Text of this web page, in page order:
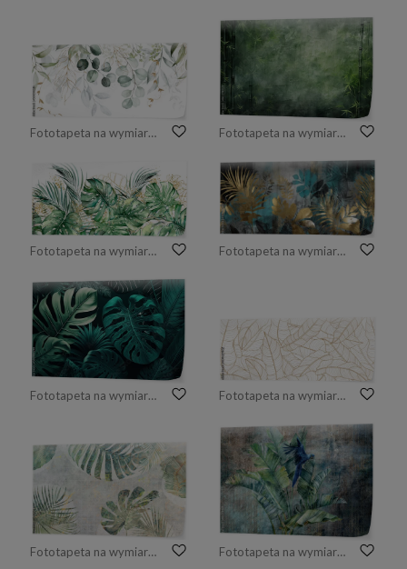
Fototapeta na wymiar Watercolor seamless border - illustration with green gold leaves and branches, for wedding stationary, greetings, wallpapers, fashion, backgrounds, textures, DIY, wrappers, cards. Fototapeta na wymiar Tekstura grunge lasu bambusowego. wygenerowane ai.
Fototapeta na wymiar akwarelowe liście tropikalne Fototapeta na wymiar liście palmowe i monstera. Wygenerowane AI
Fototapeta na wymiar Liście palmy. Wygenerowane przez sztuczną inteligencję Fototapeta na wymiar liściasta z tropikalnymi liśćmi
Fototapeta na wymiar duże kolorowe tropikalne liście na teksturowym tle Fototapeta na wymiar Papuga na ogromnych liściach bananowca. Fototapeta w stylu grunge z abstrakcyjnymi elementami